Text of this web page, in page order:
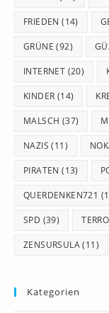
FRIEDEN (14)
GRÜNE (92)
INTERNET (20)
KINDER (14)
MALSCH (37)
NAZIS (11)
PIRATEN (13)
QUERDENKEN721
SPD (39)
ZENSURSULA(11)
Kategorien